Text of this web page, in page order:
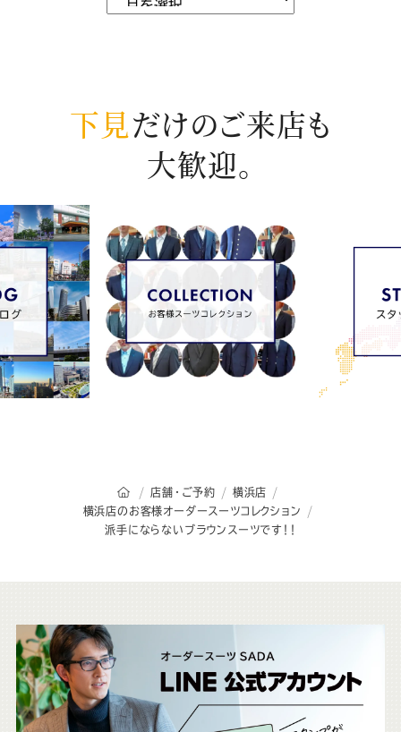
下見だけのご来店も
大歓迎。
オーダースーツSADAのトップページ
店舗・ご予約
横浜店
横浜店のお客様オーダースーツコレクション
派手にならないブラウンスーツです！！
こ
ち
ら